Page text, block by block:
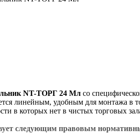
NT-ТОРГ 24 Мл со
линейным, удобным для монтажа в
в которых нет в чистых торговых
следующим правовым